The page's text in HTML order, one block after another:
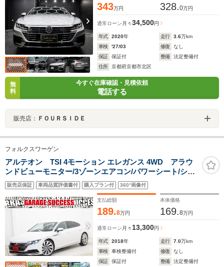
343万円 328.0万円
通常ローン 月々34,500円
年式 2020年 走行 3.6万km
車検
'27/03 修復
なし
保証
保証付 整備
法定整備付
住所
京都府京都市北区
無
料
今すぐ在庫確認・見積依頼
電話する
販売店： ＦＯＵＲＳＩＤＥ
フォルクスワーゲン
アルテオン TSI 4モーション エレガンス 4WD アラウ
ンドビューモニター/3ゾーンエアコン/パワーシート/シー
トヒーター/純正20インチホイール/茶革シート/ハンドルヒ
ーター/シートメモリー/電動Pブレーキ/純正ナビ/フルセ
グ/パワーゲート/ETC
販売店保証 車両品質評価書付 購入プラン付 360°画像付
支払総額
189.8万円
本体価格
169.8万円
通常ローン 月々 13,300円
年式 2018年 走行 7.0万km
車検
車検整備付 修復
なし
保証
保証付 整備
法定整備付